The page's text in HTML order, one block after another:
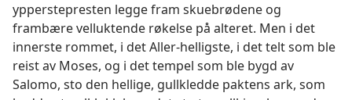
ypperstepresten legge fram skuebrødene og
frambære velluktende røkelse på alteret. Men i det
innerste rommet, i det Aller-helligste, i det telt som ble
reist av Moses, og i det tempel som ble bygd av
Salomo, sto den hellige, gullkledde paktens ark, som